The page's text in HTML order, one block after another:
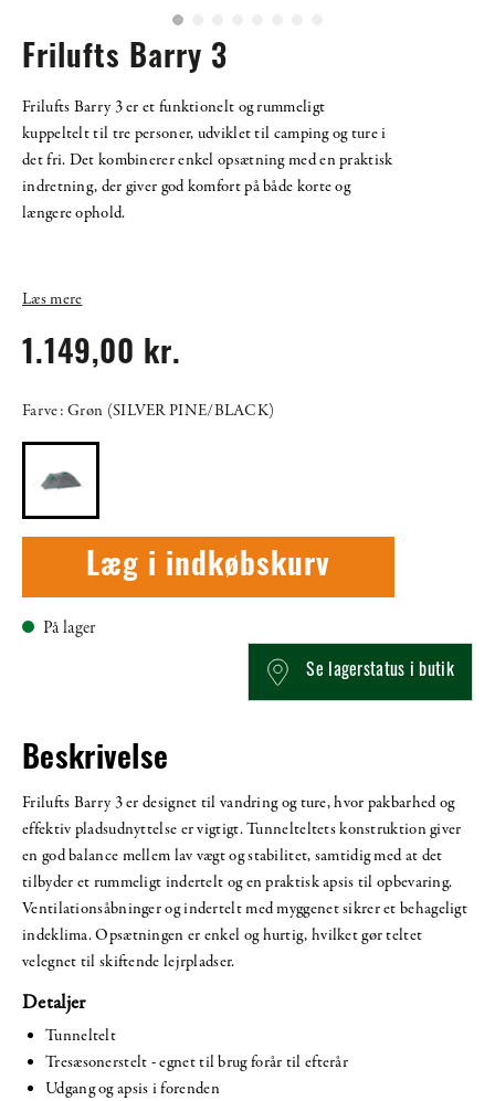
Frilufts Barry 3
Frilufts Barry 3 er et funktionelt og rummeligt
kuppeltelt til tre personer, udviklet til camping og ture i
det fri. Det kombinerer enkel opsætning med en praktisk
indretning, der giver god komfort på både korte og
længere ophold.
Læs mere
1.149,00 kr.
Farve: Grøn (SILVER PINE/BLACK)
Læg i indkøbskurv
På lager
Se lagerstatus i butik
Beskrivelse
Frilufts Barry 3 er designet til vandring og ture, hvor pakbarhed og
effektiv pladsudnyttelse er vigtigt. Tunnelteltets konstruktion giver
en god balance mellem lav vægt og stabilitet, samtidig med at det
tilbyder et rummeligt indertelt og en praktisk apsis til opbevaring.
Ventilationsåbninger og indertelt med myggenet sikrer et behageligt
indeklima. Opsætningen er enkel og hurtig, hvilket gør teltet
velegnet til skiftende lejrpladser.
Detaljer
Tunneltelt
Tresæsonerstelt - egnet til brug forår til efterår
Udgang og apsis i forenden